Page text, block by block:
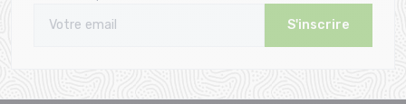
S'inscrire